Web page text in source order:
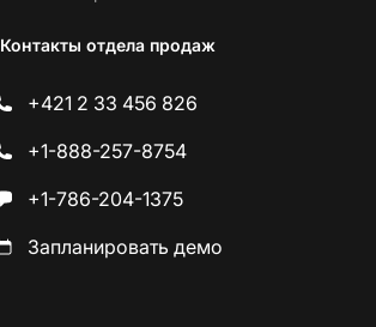
Контакты отдела продаж
+421 2 33 456 826
+1-888-257-8754
+1-786-204-1375
Запланировать демо